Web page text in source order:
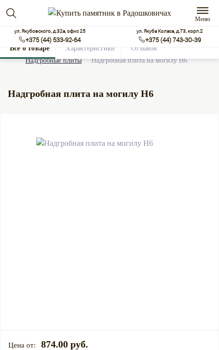
Меню
ул. Якубовского, д.32а, офис 25
+375 (44) 533-92-64
ул. Якуба Коласа, д.73, корп.2
+375 (44) 743-30-39
Надгробные плиты Надгробная плита на могилу Н6
Надгробная плита на могилу Н6
Все о товаре Характеристики Отзывов
874.00 руб.